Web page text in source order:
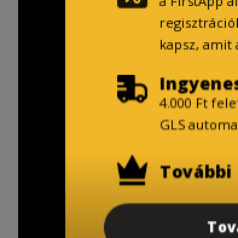
TISZTELT
kapsz, amit
4.000 Ft
GLS